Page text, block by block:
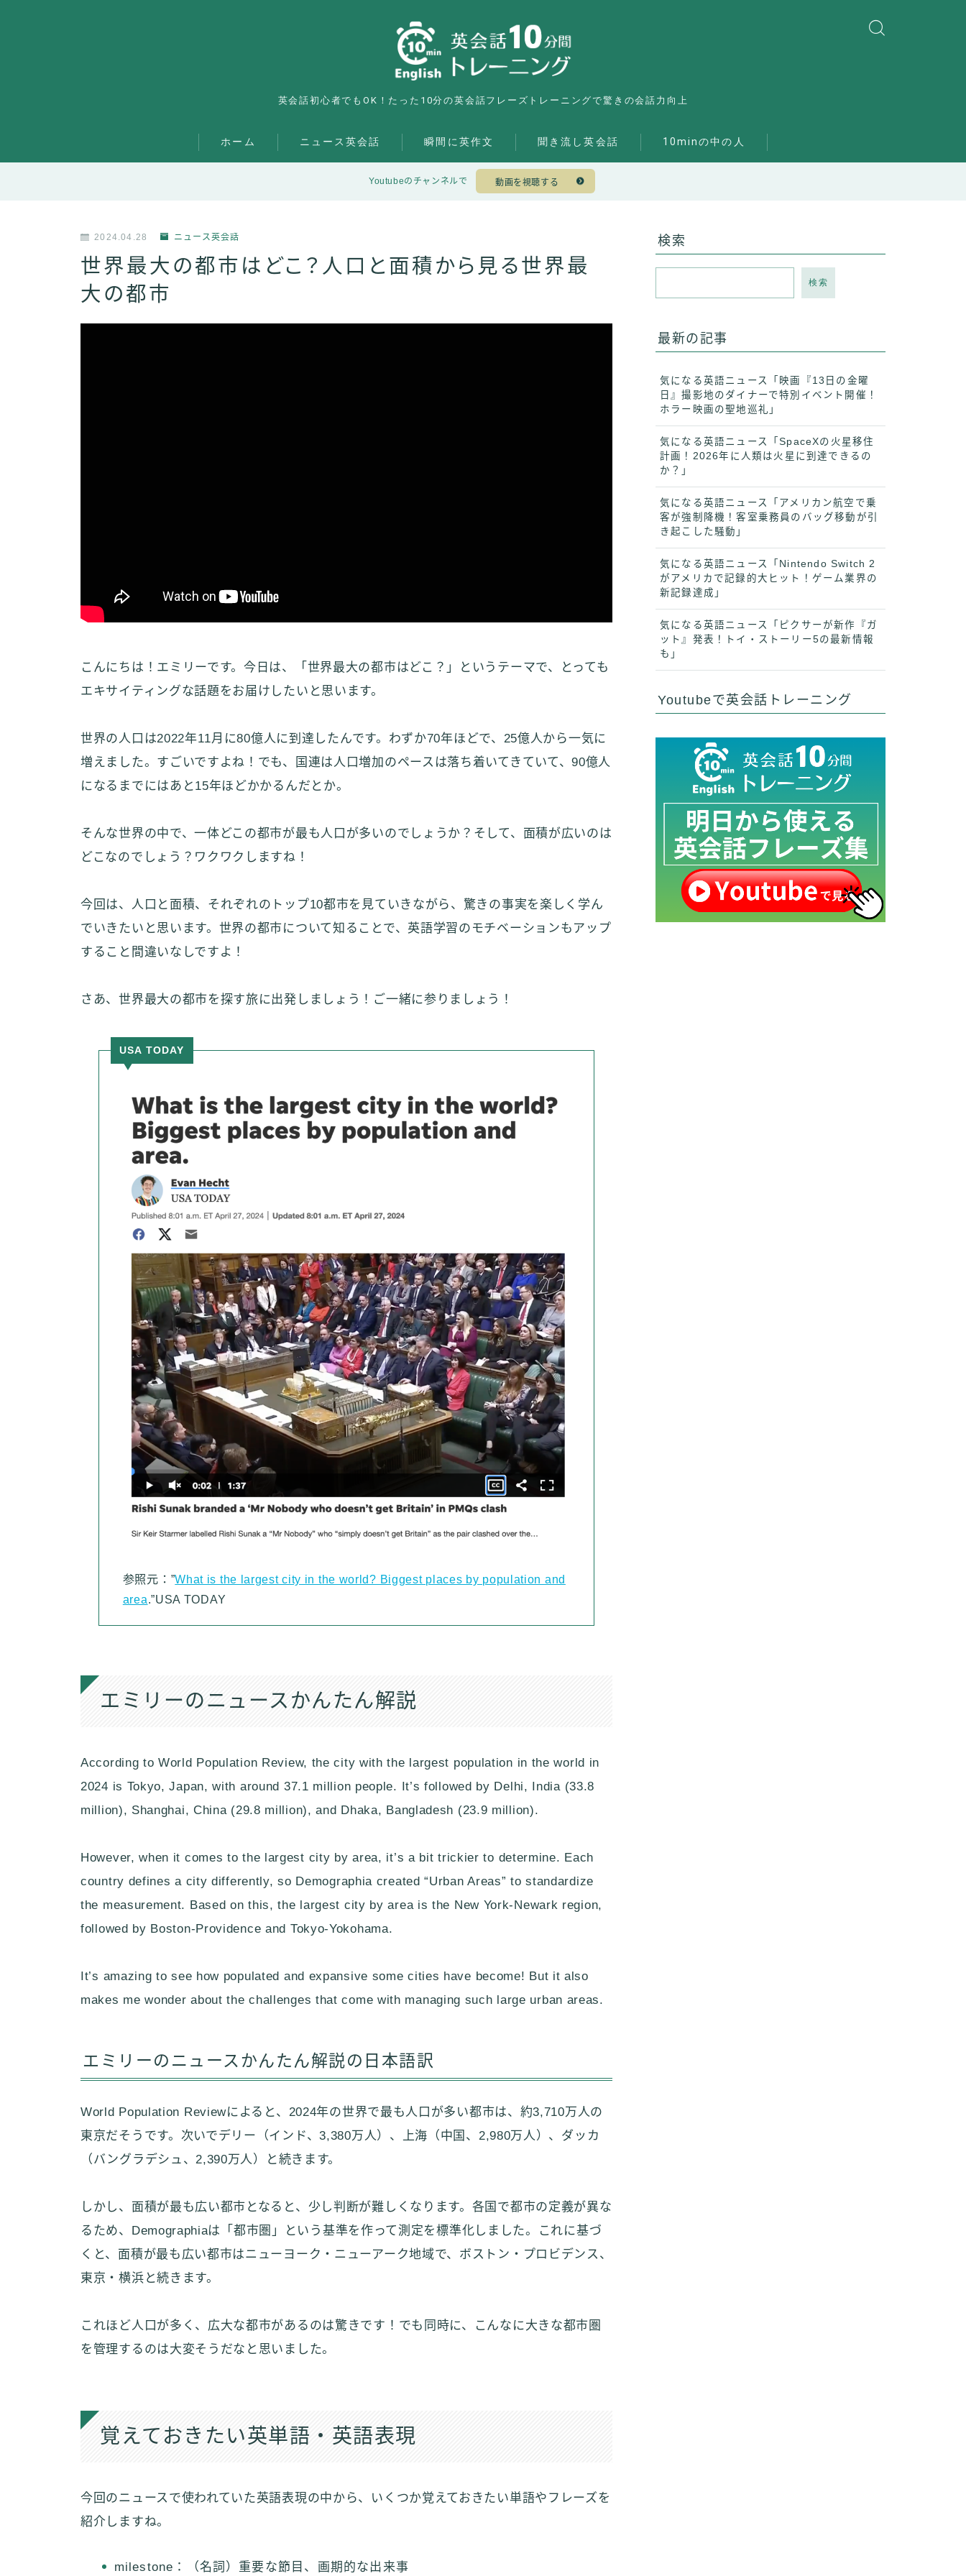
英会話初心者でもOK！たった10分の英会話フレーズトレーニングで驚きの会話力向上
ホーム ニュース英会話 瞬間に英作文 聞き流し英会話 10minの中の人
Youtubeのチャンネルで 動画を視聴する
2024.04.28 ニュース英会話
世界最大の都市はどこ？人口と面積から見る世界最
大の都市
こんにちは！エミリーです。今日は、「世界最大の都市はどこ？」というテーマで、とっても
エキサイティングな話題をお届けしたいと思います。
世界の人口は2022年11月に80億人に到達したんです。わずか70年ほどで、25億人から一気に
増えました。すごいですよね！でも、国連は人口増加のペースは落ち着いてきていて、90億人
になるまでにはあと15年ほどかかるんだとか。
そんな世界の中で、一体どこの都市が最も人口が多いのでしょうか？そして、面積が広いのは
どこなのでしょう？ワクワクしますね！
今回は、人口と面積、それぞれのトップ10都市を見ていきながら、驚きの事実を楽しく学ん
でいきたいと思います。世界の都市について知ることで、英語学習のモチベーションもアップ
すること間違いなしですよ！
さあ、世界最大の都市を探す旅に出発しましょう！ご一緒に参りましょう！
USA TODAY
参照元：”What is the largest city in the world? Biggest places by population and
area.”USA TODAY
エミリーのニュースかんたん解説
According to World Population Review, the city with the largest population in the world in
2024 is Tokyo, Japan, with around 37.1 million people. It’s followed by Delhi, India (33.8
million), Shanghai, China (29.8 million), and Dhaka, Bangladesh (23.9 million).
However, when it comes to the largest city by area, it’s a bit trickier to determine. Each
country defines a city differently, so Demographia created “Urban Areas” to standardize
the measurement. Based on this, the largest city by area is the New York-Newark region,
followed by Boston-Providence and Tokyo-Yokohama.
It’s amazing to see how populated and expansive some cities have become! But it also
makes me wonder about the challenges that come with managing such large urban areas.
エミリーのニュースかんたん解説の日本語訳
World Population Reviewによると、2024年の世界で最も人口が多い都市は、約3,710万人の
東京だそうです。次いでデリー（インド、3,380万人）、上海（中国、2,980万人）、ダッカ
（バングラデシュ、2,390万人）と続きます。
しかし、面積が最も広い都市となると、少し判断が難しくなります。各国で都市の定義が異な
るため、Demographiaは「都市圏」という基準を作って測定を標準化しました。これに基づ
くと、面積が最も広い都市はニューヨーク・ニューアーク地域で、ボストン・プロビデンス、
東京・横浜と続きます。
これほど人口が多く、広大な都市があるのは驚きです！でも同時に、こんなに大きな都市圏
を管理するのは大変そうだなと思いました。
覚えておきたい英単語・英語表現
今回のニュースで使われていた英語表現の中から、いくつか覚えておきたい単語やフレーズを
紹介しますね。
milestone：（名詞）重要な節目、画期的な出来事
検索
検索
最新の記事
気になる英語ニュース「映画『13日の金曜
日』撮影地のダイナーで特別イベント開催！
ホラー映画の聖地巡礼」
気になる英語ニュース「SpaceXの火星移住
計画！2026年に人類は火星に到達できるの
か？」
気になる英語ニュース「アメリカン航空で乗
客が強制降機！客室乗務員のバッグ移動が引
き起こした騒動」
気になる英語ニュース「Nintendo Switch 2
がアメリカで記録的大ヒット！ゲーム業界の
新記録達成」
気になる英語ニュース「ピクサーが新作『ガ
ット』発表！トイ・ストーリー5の最新情報
も」
Youtubeで英会話トレーニング